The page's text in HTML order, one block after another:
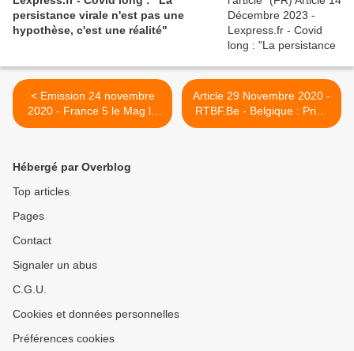
persistance virale n'est pas une
hypothèse, c'est une réalité"
< Emission 24 novembre
2020 - France 5 le Mag la
Santé - Quand les patients
Article 29 Novembre 2020 -
RTBF.Be - Belgique : Prise
en charge globale de
Hébergé par Overblog
Top articles
Pages
Contact
Signaler un abus
C.G.U.
Cookies et données personnelles
Préférences cookies